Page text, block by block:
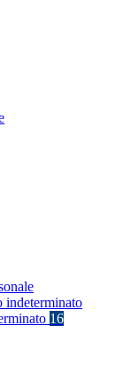
indeterminato
16